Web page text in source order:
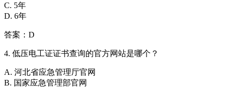
C. 5年
D. 6年
答案：D
4. 低压电工证证书查询的官方网站是哪个？
A. 河北省应急管理厅官网
B. 国家应急管理部官网